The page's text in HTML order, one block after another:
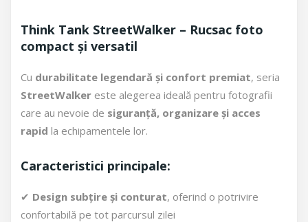
Think Tank StreetWalker – Rucsac foto
compact și versatil
Cu durabilitate legendară și confort premiat, seria
StreetWalker este alegerea ideală pentru fotografii
care au nevoie de siguranță, organizare și acces
rapid la echipamentele lor.
Caracteristici principale:
✔ Design subțire și conturat, oferind o potrivire
confortabilă pe tot parcursul zilei